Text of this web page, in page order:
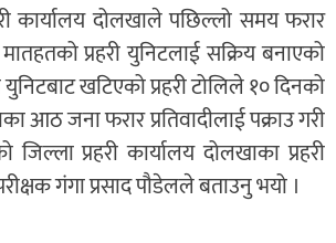
कार्यालय दोलखाले पछिल्लो समय फरार
मातहतको प्रहरी युनिटलाई सक्रिय बनाएको
खटिएको प्रहरी टोलिले १० दिनको
आठ जना फरार प्रतिवादीलाई पक्राउ गरी
प्रहरी कार्यालय दोलखाका प्रहरी
गंगा प्रसाद पौडेलले बताउनु भयो ।